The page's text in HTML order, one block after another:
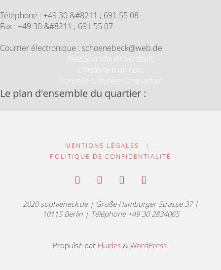
Téléphone : +49 30 &#8211 ; 691 55 08
Fax : +49 30 &#8211 ; 691 55 07
Courrier électronique : schoenebeck@web.de
Kiez Spandauer Vorstadt
L'histoire d'un coin
Conseils culturels de quartier
Le plan d'ensemble du quartier :
MENTIONS LÉGALES
|
POLITIQUE DE CONFIDENTIALITÉ
2020 sophieneck.de | Große Hamburger Strasse 37 |
10115 Berlin | Téléphone +49 30 2834065
Propulsé parFluides& WordPress.